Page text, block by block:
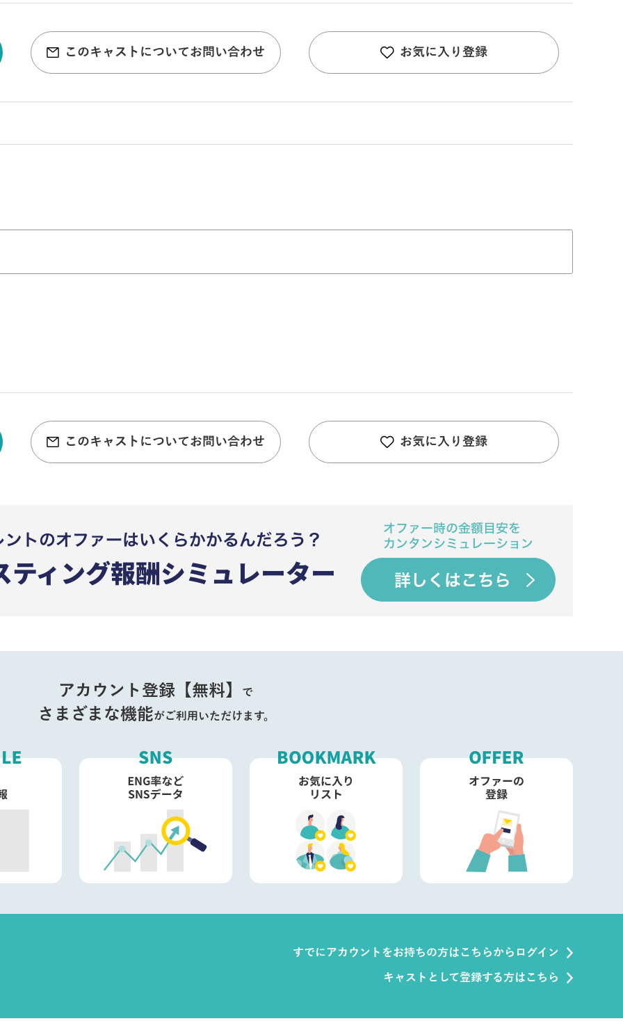
このキャストについてお問い合わせ お気に入り登録
このキャストについてお問い合わせ お気に入り登録
アカウント登録【無料】 で
さまざまな機能がご利用いただけます。
すでにアカウントをお持ちの方はこちらからログイン
キャストとして登録する方はこちら